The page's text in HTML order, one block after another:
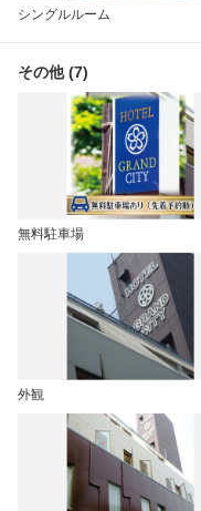
シングルルーム
その他 (7)
無料駐車場
外観